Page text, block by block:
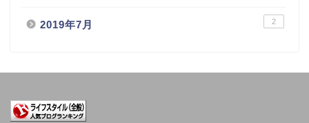
2019年7月 2